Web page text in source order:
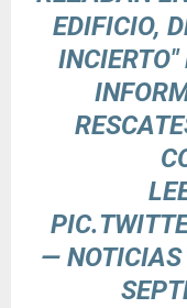
EDIFICIO,
— NOTICIAS